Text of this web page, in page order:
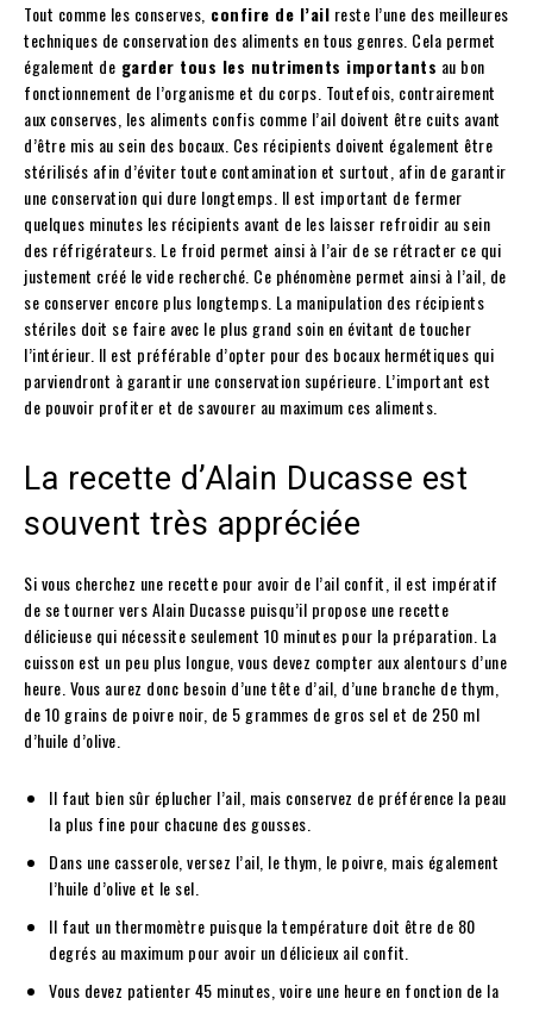
Tout comme les conserves, confire de l’ail reste l’une des meilleures
techniques de conservation des aliments en tous genres. Cela permet
également de garder tous les nutriments importants au bon
fonctionnement de l’organisme et du corps. Toutefois, contrairement
aux conserves, les aliments confis comme l’ail doivent être cuits avant
d’être mis au sein des bocaux. Ces récipients doivent également être
stérilisés afin d’éviter toute contamination et surtout, afin de garantir
une conservation qui dure longtemps. Il est important de fermer
quelques minutes les récipients avant de les laisser refroidir au sein
des réfrigérateurs. Le froid permet ainsi à l’air de se rétracter ce qui
justement créé le vide recherché. Ce phénomène permet ainsi à l’ail, de
se conserver encore plus longtemps. La manipulation des récipients
stériles doit se faire avec le plus grand soin en évitant de toucher
l’intérieur. Il est préférable d’opter pour des bocaux hermétiques qui
parviendront à garantir une conservation supérieure. L’important est
de pouvoir profiter et de savourer au maximum ces aliments.
La recette d’Alain Ducasse est
souvent très appréciée
Si vous cherchez une recette pour avoir de l’ail confit, il est impératif
de se tourner vers Alain Ducasse puisqu’il propose une recette
délicieuse qui nécessite seulement 10 minutes pour la préparation. La
cuisson est un peu plus longue, vous devez compter aux alentours d’une
heure. Vous aurez donc besoin d’une tête d’ail, d’une branche de thym,
de 10 grains de poivre noir, de 5 grammes de gros sel et de 250 ml
d’huile d’olive.
Il faut bien sûr éplucher l’ail, mais conservez de préférence la peau
la plus fine pour chacune des gousses.
Dans une casserole, versez l’ail, le thym, le poivre, mais également
l’huile d’olive et le sel.
Il faut un thermomètre puisque la température doit être de 80
degrés au maximum pour avoir un délicieux ail confit.
Vous devez patienter 45 minutes, voire une heure en fonction de la